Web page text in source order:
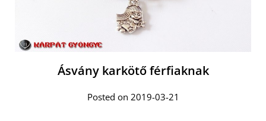
Ásvány karkötő férfiaknak
Posted on 2019-03-21